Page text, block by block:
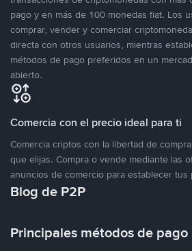
pago y en más de 100 monedas fiat. Los
comprar, vender y comerciar
directa con otros usuarios, mientras
métodos de pago preferidos en un
abierto.
Comercia con el precio ideal para ti
Comercia criptos con la libertad de
que elijas. Compra o vende mediante las
anuncios de comercio para establecer tus
Blog de P2P
Principales métodos de pago